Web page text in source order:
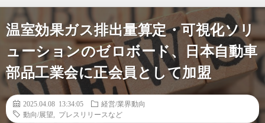
温室効果ガス排出量算定・可視化ソリ
ューションのゼロボード、日本自動車
部品工業会に正会員として加盟
2025.04.08 13:34:05
経営/業界動向
動向/展望
プレスリリースなど